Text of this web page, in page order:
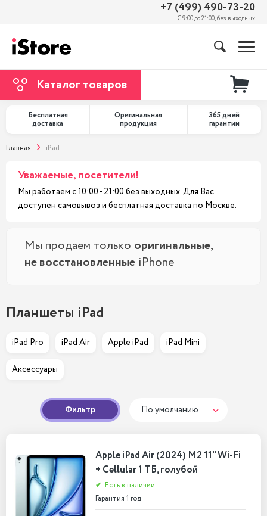
+7 (499) 490-73-20
С 9:00 до 21:00, без выходных
Каталог товаров
Бесплатная
доставка
Оригинальная
продукция
365 дней
гарантии
Главная iPad
Уважаемые, посетители!
Мы работаем с 10:00 - 21:00 без выходных. Для Вас
доступен самовывоз и бесплатная доставка по Москве.
Мы продаем только оригинальные,
не восстановленные iPhone
Планшеты iPad
iPad Pro iPad Air Apple iPad iPad Mini
Аксессуары
Фильтр По умолчанию
Apple iPad Air (2024) M2 11" Wi-Fi
+ Cellular 1 ТБ, голубой
✔ Есть в наличии
Гарантия 1 год